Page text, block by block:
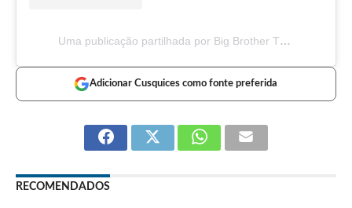
Uma publicação partilhada por Big Brother TVI (@bigbrothertvi)
Adicionar Cusquices como fonte preferida
RECOMENDADOS